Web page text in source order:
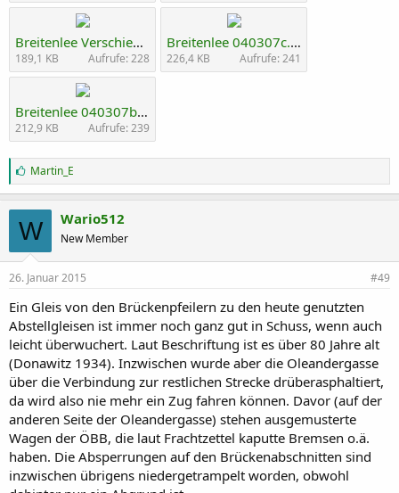
Breitenlee Verschiebebhf 100911 (2).JPG
189,1 KB Aufrufe: 228
Breitenlee 040307c.JPG
226,4 KB Aufrufe: 241
Breitenlee 040307b.JPG
212,9 KB Aufrufe: 239
G
e
f
ä
l
t
i
Martin_E
W Wario512
New Member
26. Januar 2015 #49
Ein Gleis von den Brückenpfeilern zu den heute genutzten
Abstellgleisen ist immer noch ganz gut in Schuss, wenn auch
leicht überwuchert. Laut Beschriftung ist es über 80 Jahre alt
(Donawitz 1934). Inzwischen wurde aber die Oleandergasse
über die Verbindung zur restlichen Strecke drüberasphaltiert,
da wird also nie mehr ein Zug fahren können. Davor (auf der
anderen Seite der Oleandergasse) stehen ausgemusterte
Wagen der ÖBB, die laut Frachtzettel kaputte Bremsen o.ä.
haben. Die Absperrungen auf den Brückenabschnitten sind
inzwischen übrigens niedergetrampelt worden, obwohl